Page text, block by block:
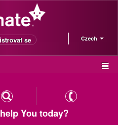
Czech
se
You today?